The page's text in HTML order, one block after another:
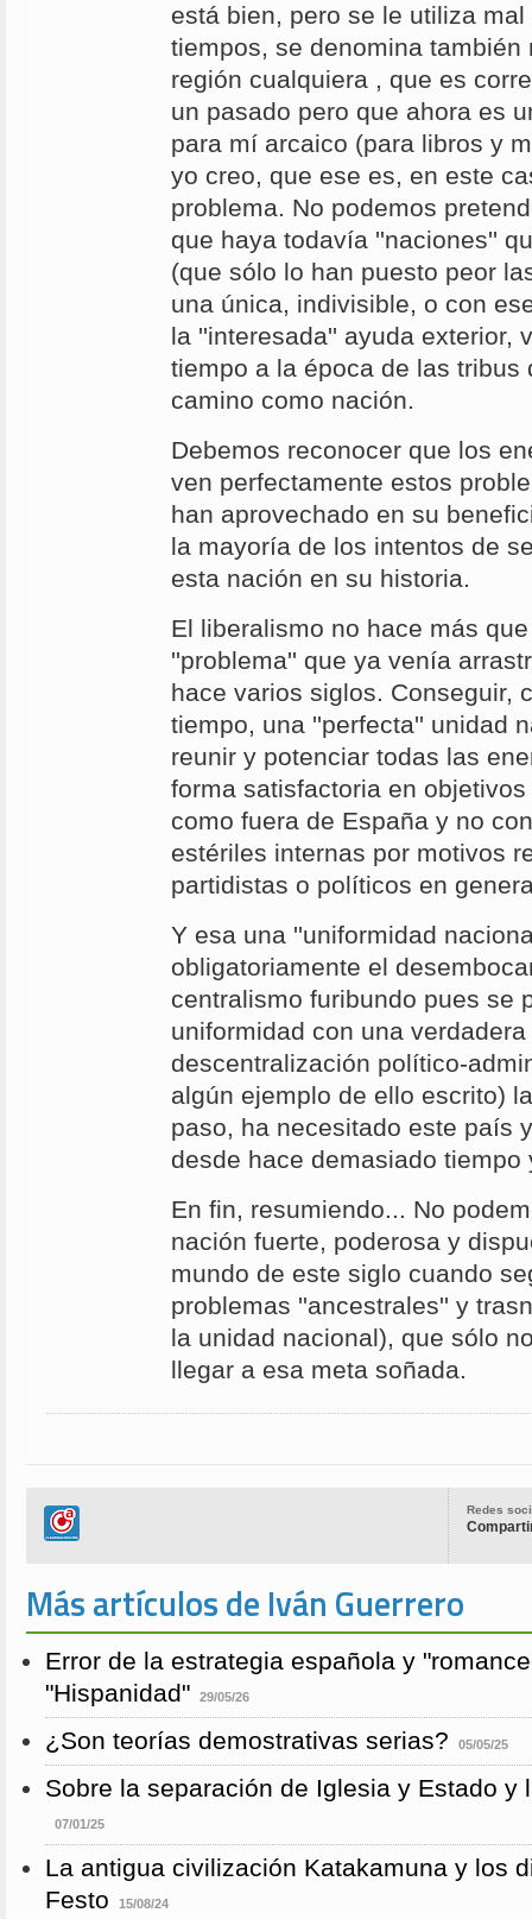
está bien, pero se le utiliza
tiempos, se denomina
región cualquiera , que es
un pasado pero que ahora es
para mí arcaico (para libros y
yo creo, que ese es, en este
problema. No podemos
que haya todavía ''naciones''
(que sólo lo han puesto peor
una única, indivisible, o con
la ''interesada'' ayuda exterior,
tiempo a la época de las tribus
camino como nación.
Debemos reconocer que los
ven perfectamente estos
han aprovechado en su
la mayoría de los intentos de
esta nación en su historia.
El liberalismo no hace más
''problema'' que ya venía
hace varios siglos. Conseguir,
tiempo, una ''perfecta'' unidad
reunir y potenciar todas las
forma satisfactoria en
como fuera de España y no
estériles internas por motivos
partidistas o políticos en
Y esa una ''uniformidad
obligatoriamente el
centralismo furibundo pues se
uniformidad con una
descentralización político-
algún ejemplo de ello escrito)
paso, ha necesitado este país
desde hace demasiado tiempo
En fin, resumiendo... No
nación fuerte, poderosa y
mundo de este siglo cuando
problemas ''ancestrales'' y
la unidad nacional), que sólo
llegar a esa meta soñada.
Redes
Más artículos de Iván Guerrero
Error de la estrategia española y
"Hispanidad"
29/05/26
¿Son teorías demostrativas serias? 05/05/25
Sobre la separación de Iglesia y Estado y
07/01/25
La antigua civilización Katakamuna y los
Festo
15/08/24